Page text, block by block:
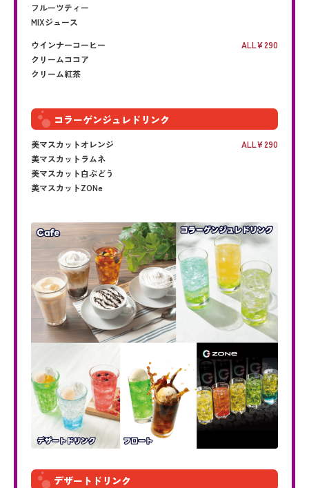
フルーツティー
MIXジュース
ウインナーコーヒー
ALL
290
クリームココア
クリーム紅茶
コラーゲンジュレドリンク
美マスカットオレンジ ALL
290
美マスカットラムネ
美マスカット白ぶどう
美マスカットZONe
デザートドリンク